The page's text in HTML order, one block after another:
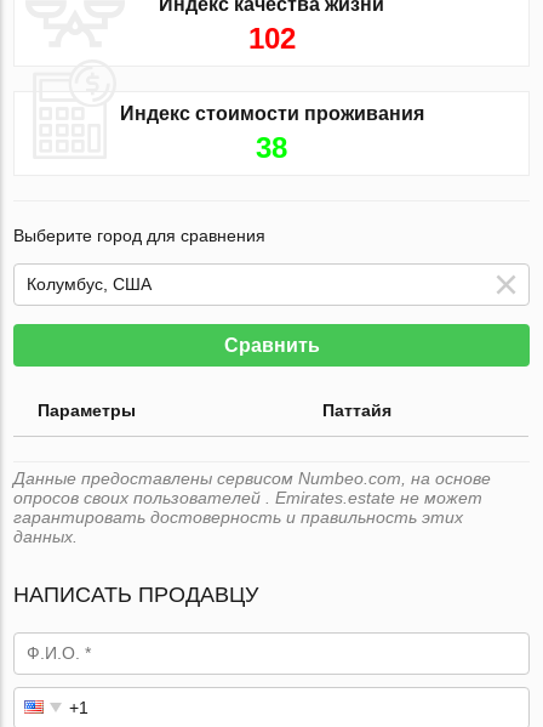
102
Индекс стоимости проживания
38
Выберите город для сравнения
Сравнить
Параметры Паттайя
Данные предоставлены сервисом Numbeo.com, на основе
опросов своих пользователей . Emirates.estate не может
гарантировать достоверность и правильность этих
данных.
НАПИСАТЬ ПРОДАВЦУ